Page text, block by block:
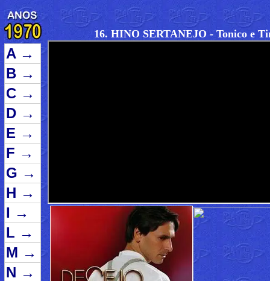
A →
B →
C →
D →
E →
F →
G →
H →
I →
L →
M →
N →
16. HINO SERTANEJO - Tonico e